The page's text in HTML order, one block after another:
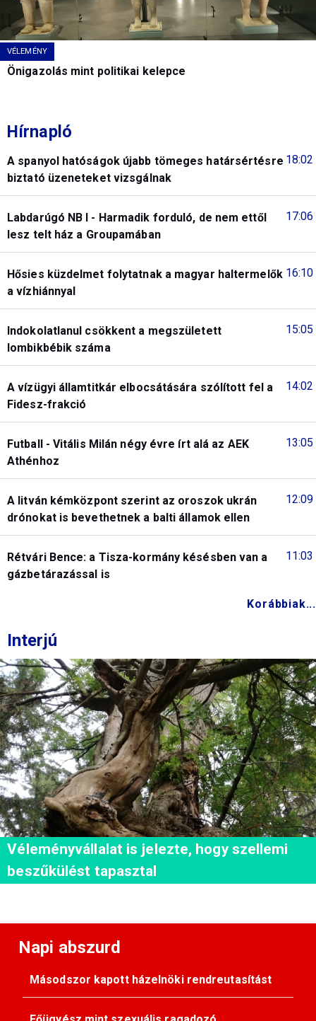
VÉLEMÉNY
Önigazolás mint politikai kelepce
Hírnapló
18:02
A spanyol hatóságok újabb tömeges határsértésre
biztató üzeneteket vizsgálnak
17:06
Labdarúgó NB I - Harmadik forduló, de nem ettől
lesz telt ház a Groupamában
16:10
Hősies küzdelmet folytatnak a magyar haltermelők
a vízhiánnyal
15:05
Indokolatlanul csökkent a megszületett
lombikbébik száma
14:02
A vízügyi államtitkár elbocsátására szólított fel a
Fidesz-frakció
13:05
Futball - Vitális Milán négy évre írt alá az AEK
Athénhoz
12:09
A litván kémközpont szerint az oroszok ukrán
drónokat is bevethetnek a balti államok ellen
11:03
Rétvári Bence: a Tisza-kormány késésben van a
gázbetárazással is
Korábbiak...
Interjú
Véleményvállalat is jelezte, hogy szellemi
beszűkülést tapasztal
Napi abszurd
Másodszor kapott házelnöki rendreutasítást